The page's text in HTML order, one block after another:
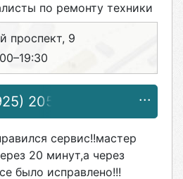
по ремонту техники
проспект, 9
205-33-75
сервис!!мастер
20 минут,а через
было исправлено!!!